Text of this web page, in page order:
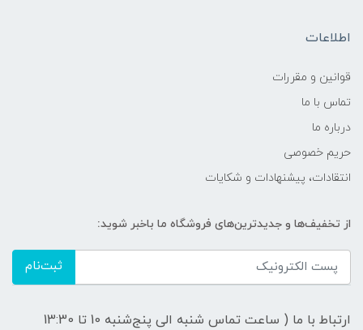
اطلاعات
قوانين و مقررات
تماس با ما
درباره ما
حریم خصوصی
انتقادات، پیشنهادات و شکایات
از تخفیف‌ها و جدیدترین‌های فروشگاه ما باخبر شوید:
ثبت‌نام
ارتباط با ما ( ساعت تماس شنبه الی پنج‌شنبه 10 تا 13:30